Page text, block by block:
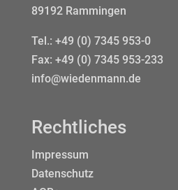
89192 Rammingen
Tel.: +49 (0) 7345 953-0
Fax: +49 (0) 7345 953-233
info@wiedenmann.de
Rechtliches
Impressum
Datenschutz